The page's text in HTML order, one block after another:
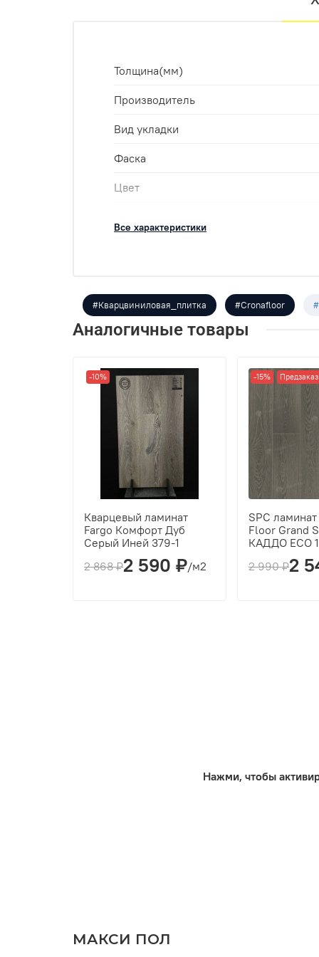
Толщина(мм)
Производитель
Вид укладки
Фаска
Цвет
Размеры
Кол-во шт в уп
Все характеристики
#Кварцвиниловая_плитка #Cronafloor
Аналогичные товары
-10%
Кварцевый ламинат
Fargo Комфорт Дуб
Серый Иней 379-1
2 868 ₽2 590 ₽/м2
-15% Предзаказ
SPC
Floor Grand
КАДДО ECO
2 990 ₽2
Нажми, чтобы
МАКСИ ПОЛ